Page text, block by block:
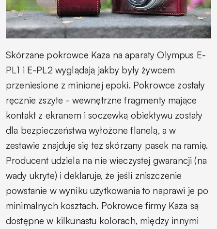
Skórzane pokrowce Kaza na aparaty Olympus E-
PL1 i E-PL2 wyglądają jakby były żywcem
przeniesione z minionej epoki. Pokrowce zostały
ręcznie zszyte - wewnętrzne fragmenty mające
kontakt z ekranem i soczewką obiektywu zostały
dla bezpieczeństwa wyłożone flanelą, a w
zestawie znajduje się też skórzany pasek na ramię.
Producent udziela na nie wieczystej gwarancji (na
wady ukryte) i deklaruje, że jeśli zniszczenie
powstanie w wyniku użytkowania to naprawi je po
minimalnych kosztach. Pokrowce firmy Kaza są
dostępne w kilkunastu kolorach, między innymi